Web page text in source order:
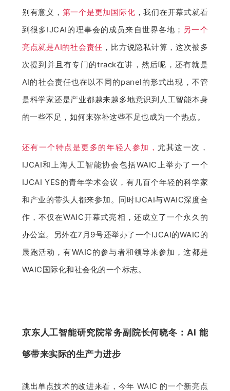
别有意义， 第一个是更加国际化 ，我们在开幕式就看
到很多IJCAI的理事会的成员来自世界各地； 另一个
亮点就是AI的社会责任 ，比方说隐私计算，这次被多
次提到并且有专门的track在讲，然后呢， 还有就是
AI的社会责任也在以不同的panel的形式出现， 不管
是科学家还是产业都越来越多地意识到人工智能本身
的一些不足，如何来弥补这些不足也成为一个热点。
还有一个特点是更多的年轻人参加， 尤其这一次，
IJCAI和上海人工智能协会包括WAIC上举办了一个
IJCAI YES的青年学术会议，有几百个年轻的科学家
和产业的带头人都来参加。同时IJCAI与WAIC深度合
作，不仅在WAIC开幕式亮相，还成立了一个永久的
办公室。另外在7月9号还举办了一个IJCAI的WAIC的
晨跑活动，有WAIC的参与者和领导来参加，这都是
WAIC国际化和社会化的一个标志。
京东人工智能研究院常务副院长何晓冬：AI 能
够带来实际的生产力进步
跳出单点技术的改进来看， 今年 WAIC 的一个新亮点